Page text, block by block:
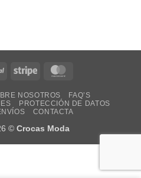
PayPal Stripe
NOSOTROS
FAQ’S
PROTECCIÓN DE DATOS
CONTACTA
© Crocas Moda